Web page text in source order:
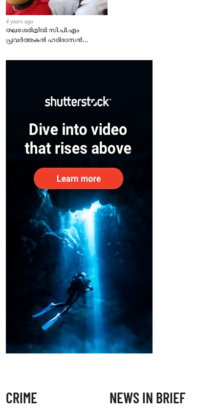
4 years ago
തലശേരിയില്‍ സി.പി.എം
പ്രവര്‍ത്തകന്‍ ഹരിദാസന്‍
ഏഴ്പേര്‍ പിടിയില്‍.
CRIME NEWS IN BRIEF